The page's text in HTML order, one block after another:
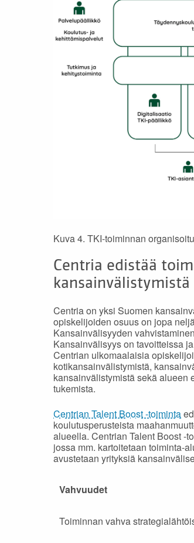
Kuva 4. TKI-toiminnan
Centria edistää
kansainvälistymistä
Centria on yksi Suomen
opiskelijoiden osuus on jopa
Kansainvälisyyden
Kansainvälisyys on tavoitteissa
Centrian ulkomaalaisia
kotikansainvälistymistä,
kansainvälistymistä sekä
tukemista.
Centrian Talent Boost -toiminta
koulutusperusteista
alueella. Centrian Talent Boost -
jossa mm. kartoitetaan toiminta-
avustetaan yrityksiä
Vahvuudet
Toiminnan vahva